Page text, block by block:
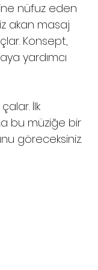
nüfuz eden
akan masaj
Konsept,
yardımcı
İlk
bu müziğe bir
göreceksiniz.